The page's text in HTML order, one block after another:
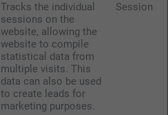
Tracks the individual
sessions on the
website, allowing the
website to compile
statistical data from
multiple visits. This
data can also be used
to create leads for
marketing purposes.
Session